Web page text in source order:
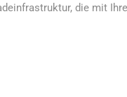
die mit